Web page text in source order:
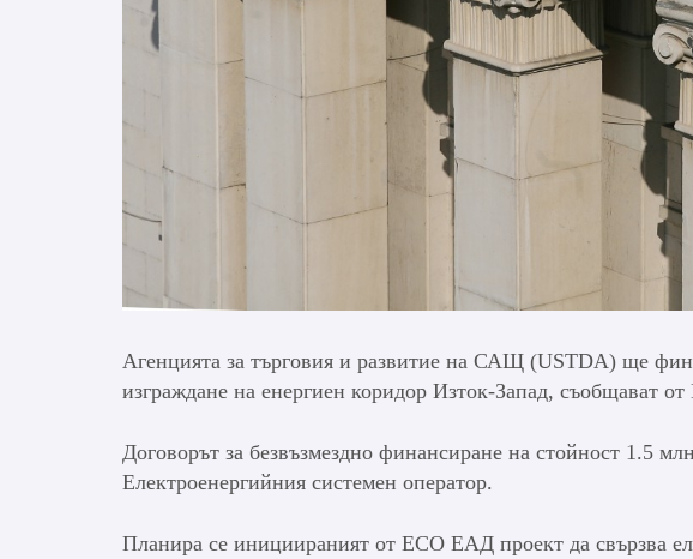
Агенцията за търговия и развитие на САЩ (USTDA) ще
изграждане на енергиен коридор Изток-Запад, съобщават
Договорът за безвъзмездно финансиране на стойност 1.5
Електроенергийния системен оператор.
Планира се инициираният от ЕСО ЕАД проект да свързва